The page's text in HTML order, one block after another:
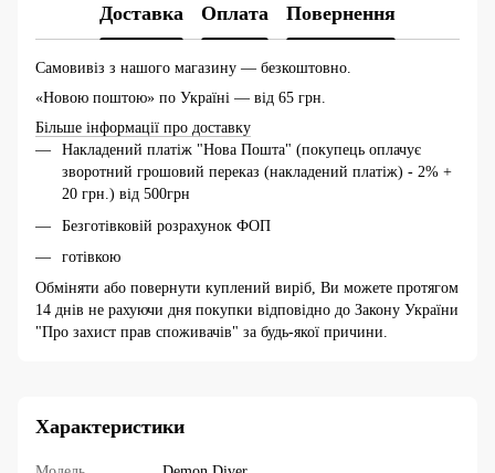
Доставка Оплата Повернення
Самовивіз з нашого магазину — безкоштовно.
«Новою поштою» по Україні — від 65 грн.
Більше інформації про доставку
Накладений платіж "Нова Пошта" (покупець оплачує
зворотний грошовий переказ (накладений платіж) - 2% +
20 грн.) від 500грн
Безготівковій розрахунок ФОП
готівкою
Обміняти або повернути куплений виріб, Ви можете протягом
14 днів не рахуючи дня покупки відповідно до Закону України
"Про захист прав споживачів" за будь-якої причини.
Характеристики